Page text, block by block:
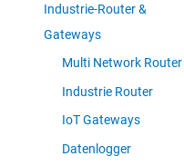
Industrie-Router &
Gateways
Multi Network Router
Industrie Router
IoT Gateways
Datenlogger